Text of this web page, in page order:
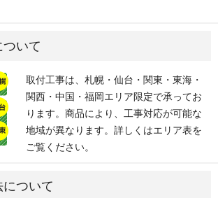
いて
取付工事は、札幌・仙台・関東・東海・
関西・中国・福岡エリア限定で承ってお
ります。商品により、工事対応が可能な
地域が異なります。詳しくはエリア表を
ご覧ください。
ついて